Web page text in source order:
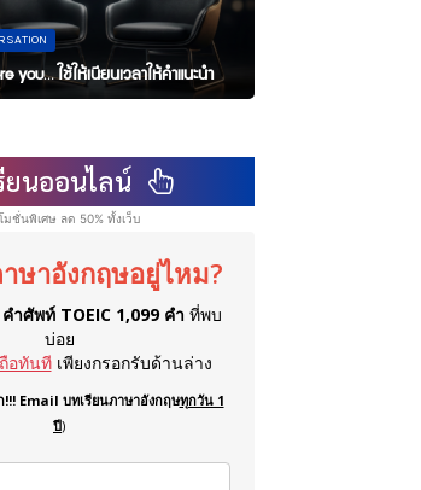
you… ใช้ให้เนียนเวลาให้คำแนะนำ
ยนออนไลน์
มชั่นพิเศษ ลด 50% ทั้งเว็บ
ษาอังกฤษอยู่ไหม?
ำศัพท์ TOEIC 1,099 คำ ที่พบ
บ่อย
อทันที เพียงกรอกรับด้านล่าง
!!! Email บทเรียนภาษาอังกฤษทุกวัน 1
ปี)